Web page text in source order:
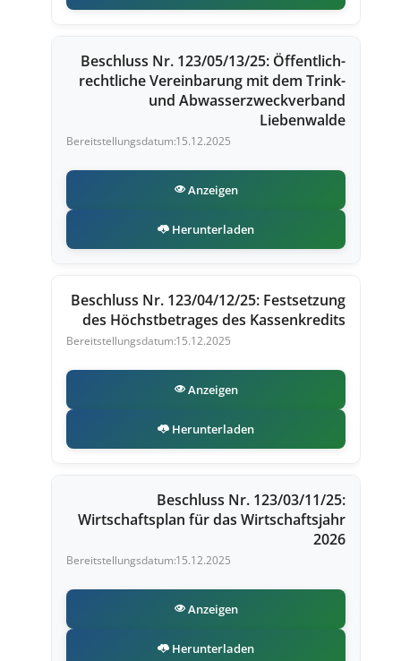
Beschluss Nr. 123/05/13/25: Öffentlich-
rechtliche Vereinbarung mit dem Trink-
und Abwasserzweckverband
Liebenwalde
15.12.2025
Anzeigen
Herunterladen
Beschluss Nr. 123/04/12/25: Festsetzung
des Höchstbetrages des Kassenkredits
15.12.2025
Anzeigen
Herunterladen
Beschluss Nr. 123/03/11/25:
Wirtschaftsplan für das Wirtschaftsjahr
2026
15.12.2025
Anzeigen
Herunterladen